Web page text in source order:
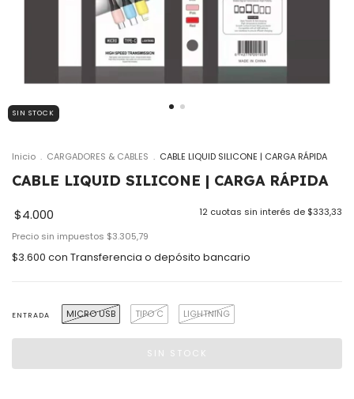
SIN STOCK
Inicio . CARGADORES & CABLES . CABLE LIQUID SILICONE | CARGA RÁPIDA
CABLE LIQUID SILICONE | CARGA RÁPIDA
$4.000 12 cuotas sin interés de $333,33
Precio sin impuestos $3.305,79
$3.600 con Transferencia o depósito bancario
ENTRADA MICRO USB TIPO C LIGHTNING